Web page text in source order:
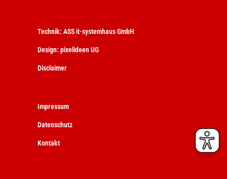
Technik: ASS it-systemhaus GmbH
Design: pixelideen UG
Disclaimer
Impressum
Datenschutz
Kontakt